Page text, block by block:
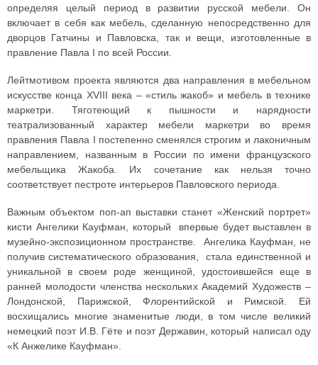
определяя целый период в развитии русской мебели. Он
включает в себя как мебель, сделанную непосредственно для
дворцов Гатчины и Павловска, так и вещи, изготовленные в
правление Павла I по всей России.
Лейтмотивом проекта являются два направления в мебельном
искусстве конца XVIII века – «стиль жакоб» и мебель в технике
маркетри. Тяготеющий к пышности и нарядности
театрализованный характер мебели маркетри во время
правления Павла I постепенно сменялся строгим и лаконичным
направлением, названным в России по имени французского
мебельщика Жакоба. Их сочетание как нельзя точно
соответствует пестроте интерьеров Павловского периода.
Важным объектом поп-ап выставки станет «Женский портрет»
кисти Ангелики Кауфман, который впервые будет выставлен в
музейно-экспозиционном пространстве. Ангелика Кауфман, не
получив систематического образования, стала единственной и
уникальной в своем роде женщиной, удостоившейся еще в
ранней молодости членства нескольких Академий Художеств –
Лондонской, Парижской, Флорентийской и Римской. Ей
восхищались многие знаменитые люди, в том числе великий
немецкий поэт И.В. Гёте и поэт Державин, который написал оду
«К Анжелике Кауфман».